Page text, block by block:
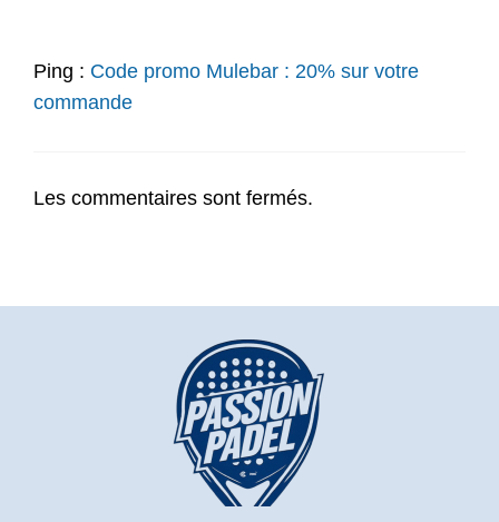
Ping : Code promo Mulebar : 20% sur votre
commande
Les commentaires sont fermés.